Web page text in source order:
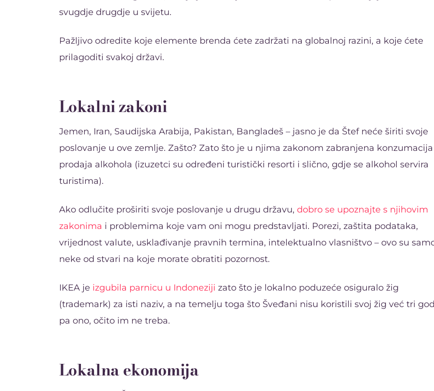
svugdje drugdje u svijetu.
Pažljivo odredite koje elemente brenda ćete zadržati na globalnoj razini, a koje ćete
prilagoditi svakoj državi.
Lokalni zakoni
Jemen, Iran, Saudijska Arabija, Pakistan, Bangladeš – jasno je da Štef neće širiti svoje
poslovanje u ove zemlje. Zašto? Zato što je u njima zakonom zabranjena
prodaja alkohola (izuzetci su određeni turistički resorti i slično, gdje se alkohol servira
turistima).
Ako odlučite proširiti svoje poslovanje u drugu državu, dobro se upoznajte s njihovim
zakonima i problemima koje vam oni mogu predstavljati. Porezi, zaštita podataka,
vrijednost valute, usklađivanje pravnih termina, intelektualno vlasništvo – ovo su
neke od stvari na koje morate obratiti pozornost.
IKEA je izgubila parnicu u Indoneziji zato što je lokalno poduzeće osiguralo žig
(trademark) za isti naziv, a na temelju toga što Šveđani nisu koristili svoj žig već tri
pa ono, očito im ne treba.
Lokalna ekonomija